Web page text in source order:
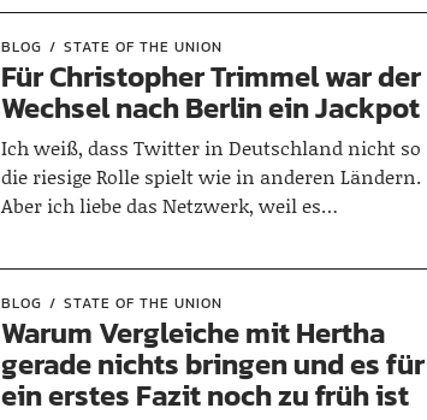
BLOG STATE OF THE UNION
Für Christopher Trimmel war der
Wechsel nach Berlin ein Jackpot
Ich weiß, dass Twitter in Deutschland nicht so
die riesige Rolle spielt wie in anderen Ländern.
Aber ich liebe das Netzwerk, weil es…
BLOG STATE OF THE UNION
Warum Vergleiche mit Hertha
gerade nichts bringen und es für
ein erstes Fazit noch zu früh ist